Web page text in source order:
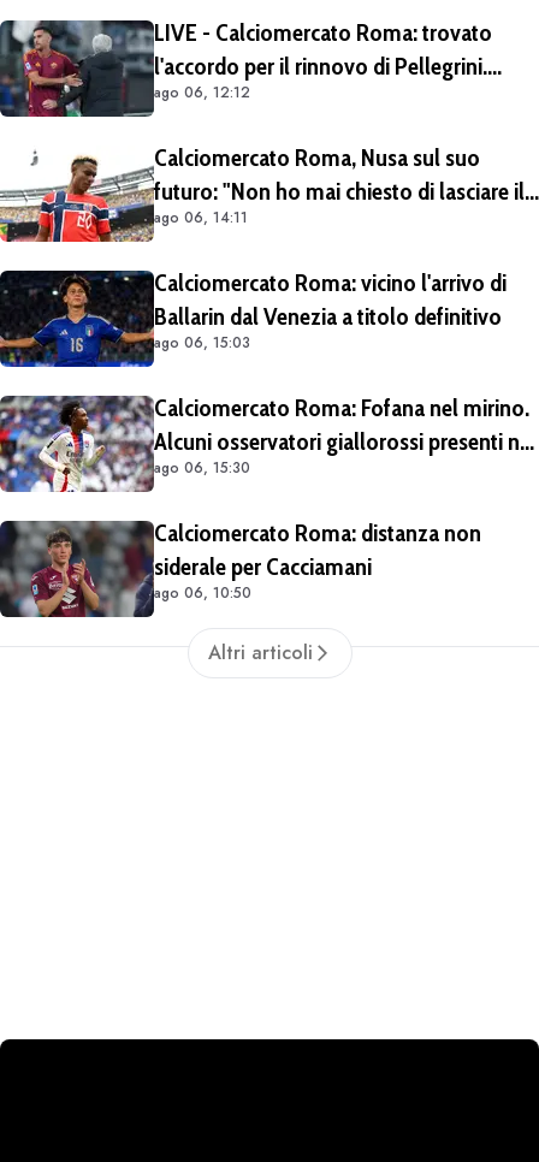
LIVE - Calciomercato Roma: trovato
l'accordo per il rinnovo di Pellegrini.
Prolungamento di un solo anno
ago 06, 12:12
Calciomercato Roma, Nusa sul suo
futuro: "Non ho mai chiesto di lasciare il
Lipsia". Giallorossi ancora al lavoro
ago 06, 14:11
Calciomercato Roma: vicino l'arrivo di
Ballarin dal Venezia a titolo definitivo
ago 06, 15:03
Calciomercato Roma: Fofana nel mirino.
Alcuni osservatori giallorossi presenti nel
match di Champions con il Lione
ago 06, 15:30
Calciomercato Roma: distanza non
siderale per Cacciamani
ago 06, 10:50
Altri articoli